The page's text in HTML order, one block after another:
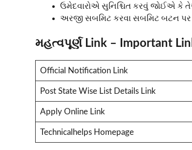
ઉમેદવારોએ સુનિશ્ચિત કરવું જોઈએ કે
અરજી સબમિટ કરવા સબમિટ બટન પર
મહત્વપૂર્ણ Link – Important
Official Notification Link
Post State Wise List Details Link
Apply Online Link
Technicalhelps Homepage